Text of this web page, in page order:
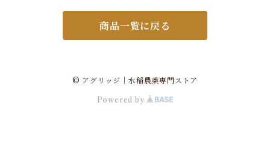
商品一覧に戻る
© アグリッジ｜水稲農薬専門ストア
Powered by